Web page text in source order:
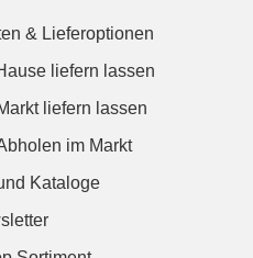
& Lieferoptionen
liefern lassen
liefern lassen
im Markt
Kataloge